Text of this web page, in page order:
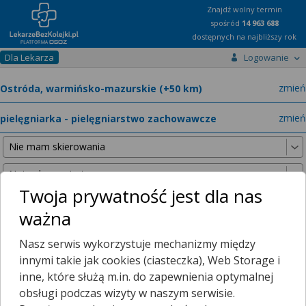
Znajdź wolny termin
spośród 14 963 688
dostępnych na najbliższy rok
Dla Lekarza Logowanie
zmień
zmień
Nie znaleźliśmy żadnych lekarzy w promieniu25 km , dlatego
zwiększyliśmy promień wyszukiwania do
50 km
Twoja prywatność jest dla nas
ważna
Nasz serwis wykorzystuje mechanizmy między
innymi takie jak cookies (ciasteczka), Web Storage i
inne, które służą m.in. do zapewnienia optymalnej
obsługi podczas wizyty w naszym serwisie.